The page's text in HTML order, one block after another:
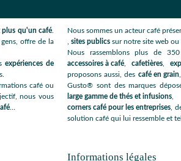
plus qu'un café.
offre de la
expériences de
café ou
nous vous
...
Nous sommes un acteur café
sites publics sur notre site web ou
Nous rassemblons plus de
accessoires à café
cafetières
proposons aussi, des café en grain
Gusto® sont des marques
large gamme de thés et infusions ,
corners café pour les entreprises ,
solution café qui lui ressemble et
Informations légales